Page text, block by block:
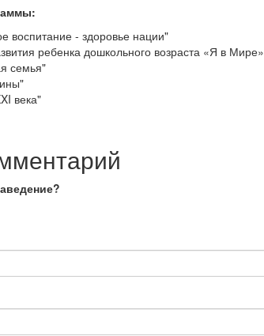
воспитание - здоровье нации"
ребенка дошкольного возраста «Я в Мире»
семья"
века"